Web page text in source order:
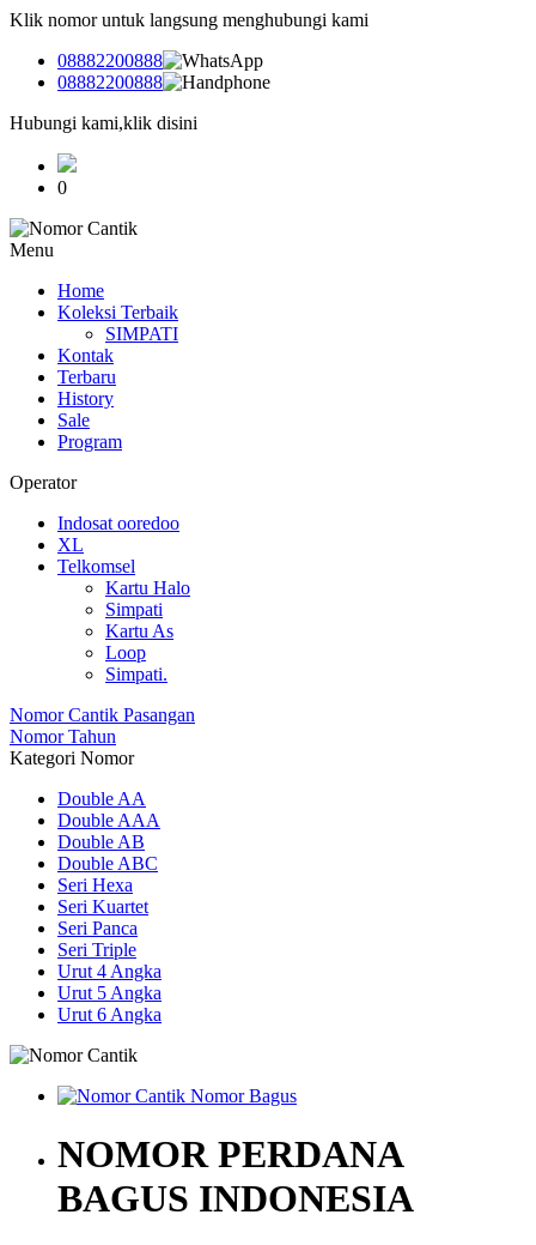
Klik nomor untuk langsung menghubungi kami
08882200888
08882200888
Hubungi kami,klik disini
0
Menu
Home
Koleksi Terbaik
SIMPATI
Kontak
Terbaru
History
Sale
Program
Operator
Indosat ooredoo
XL
Telkomsel
Kartu Halo
Simpati
Kartu As
Loop
Simpati.
Nomor Cantik Pasangan
Nomor Tahun
Kategori Nomor
Double AA
Double AAA
Double AB
Double ABC
Seri Hexa
Seri Kuartet
Seri Panca
Seri Triple
Urut 4 Angka
Urut 5 Angka
Urut 6 Angka
NOMOR PERDANA
BAGUS INDONESIA